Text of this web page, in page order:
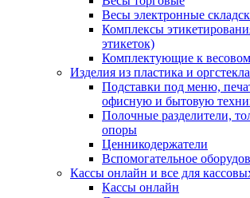
Весы электронные
Комплексы
этикеток)
Комплектующие к
Изделия из пластика и оргстекла
Подставки под меню,
офисную и бытовую
Полочные разделители,
опоры
Ценникодержатели
Вспомогательное
Кассы онлайн и все для
Кассы онлайн